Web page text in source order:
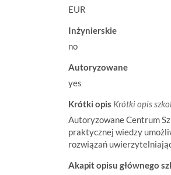
EUR
Inżynierskie
no
Autoryzowane
yes
Krótki opis Krótki opis
Autoryzowane Centrum
praktycznej wiedzy
rozwiązań
Akapit opisu głównego